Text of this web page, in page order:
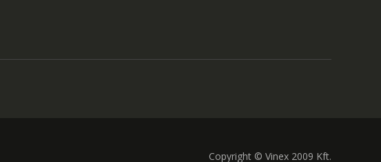
Copyright © Vinex 2009 Kft.